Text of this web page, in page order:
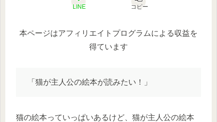
LINE コピー
本ページはアフィリエイトプログラムによる収益を
得ています
「猫が主人公の絵本が読みたい！」
猫の絵本っていっぱいあるけど、猫が主人公の絵本